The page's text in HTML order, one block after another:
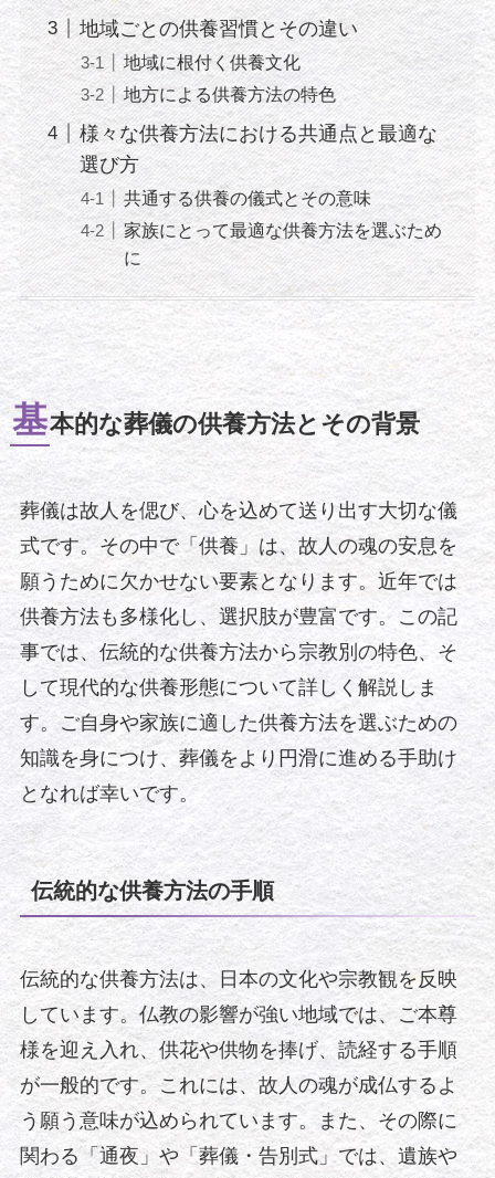
地域ごとの供養習慣とその違い
地域に根付く供養文化
地方による供養方法の特色
様々な供養方法における共通点と最適な
選び方
共通する供養の儀式とその意味
家族にとって最適な供養方法を選ぶため
に
基本的な葬儀の供養方法とその背景
葬儀は故人を偲び、心を込めて送り出す大切な儀
式です。その中で「供養」は、故人の魂の安息を
願うために欠かせない要素となります。近年では
供養方法も多様化し、選択肢が豊富です。この記
事では、伝統的な供養方法から宗教別の特色、そ
して現代的な供養形態について詳しく解説しま
す。ご自身や家族に適した供養方法を選ぶための
知識を身につけ、葬儀をより円滑に進める手助け
となれば幸いです。
伝統的な供養方法の手順
伝統的な供養方法は、日本の文化や宗教観を反映
しています。仏教の影響が強い地域では、ご本尊
様を迎え入れ、供花や供物を捧げ、読経する手順
が一般的です。これには、故人の魂が成仏するよ
う願う意味が込められています。また、その際に
関わる「通夜」や「葬儀・告別式」では、遺族や